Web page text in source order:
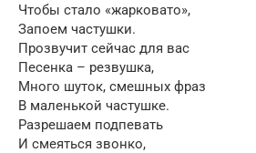
Чтобы стало «жарковато»,
Запоем частушки.
Прозвучит сейчас для вас
Песенка – резвушка,
Много шуток, смешных фраз
В маленькой частушке.
Разрешаем подпевать
И смеяться звонко,